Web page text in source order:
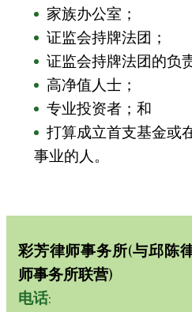
家族办公室；
证监会持牌法团；
证监会持牌法团的负
高净值人士；
专业投资者；和
打算成立首支基金或
事业的人。
彩芳律师事务所(与邱陈
师事务所联营)
电话: